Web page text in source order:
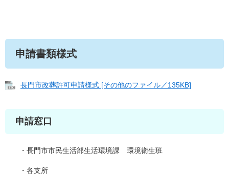
申請書類様式
長門市改葬許可申請様式 [その他のファイル／135KB]
申請窓口
・長門市市民生活部生活環境課 環境衛生班
・各支所